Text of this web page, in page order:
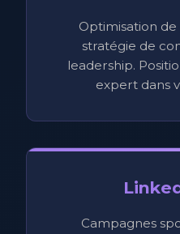
Optimisation
stratégie de
leadership.
expert dans
Campagnes